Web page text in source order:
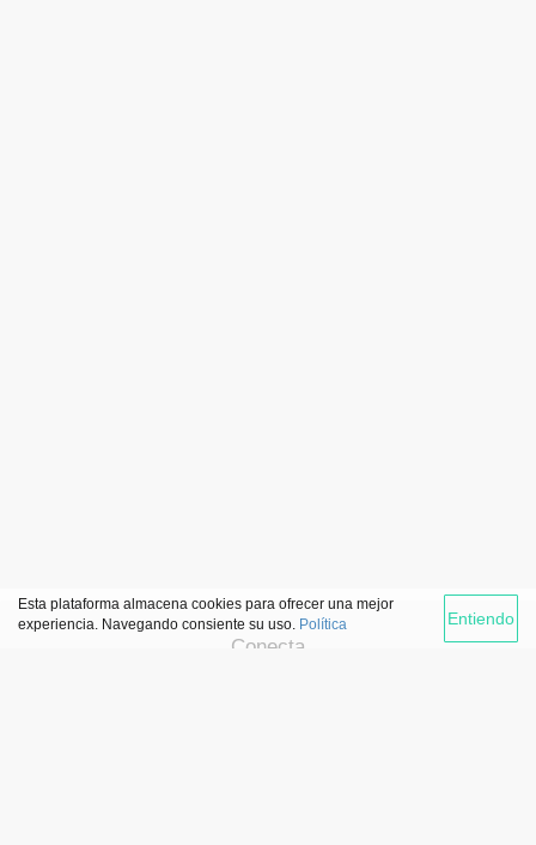
Esta plataforma almacena cookies para ofrecer una mejor
experiencia. Navegando consiente su uso. Política Entiendo
Conecta